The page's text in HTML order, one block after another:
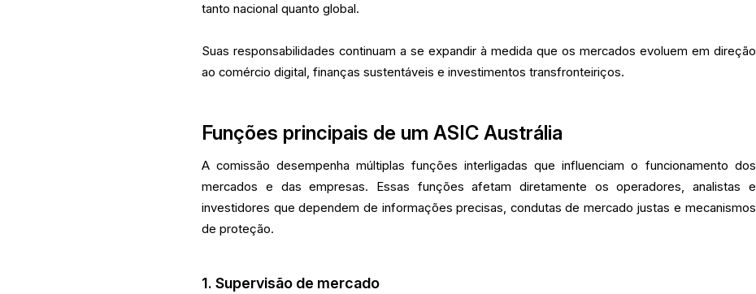
tanto nacional quanto global.
Suas responsabilidades continuam a se expandir à medida que os mercados evoluem em direção
ao comércio digital, finanças sustentáveis e investimentos transfronteiriços.
Funções principais de um ASIC Austrália
A comissão desempenha múltiplas funções interligadas que influenciam o funcionamento dos
mercados e das empresas. Essas funções afetam diretamente os operadores, analistas e
investidores que dependem de informações precisas, condutas de mercado justas e mecanismos
de proteção.
1. Supervisão de mercado